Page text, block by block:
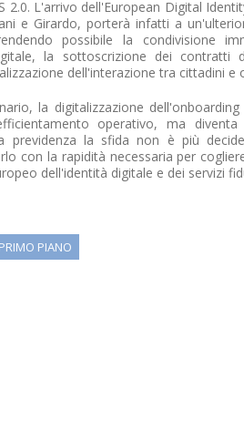
2.0. L'arrivo dell'European Digital
e Girardo, porterà infatti a
possibile la condivisione
la sottoscrizione dei
dell'interazione tra cittadini e
la digitalizzazione
operativo, ma
previdenza la sfida non è più
con la rapidità necessaria per
dell'identità digitale e dei servizi
PIANO